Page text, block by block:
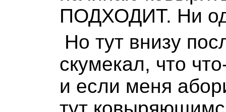
ПОДХОДИТ. Ни
Но тут внизу
скумекал, что
и если меня